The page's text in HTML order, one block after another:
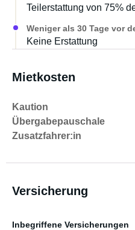
Teilerstattung von 75%
Weniger als 30 Tage vor
Keine Erstattung
Mietkosten
Kaution
Übergabepauschale
Zusatzfahrer:in
Versicherung
Inbegriffene Versicherungen